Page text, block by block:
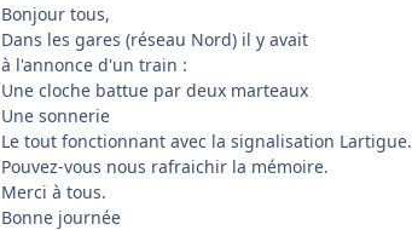
Bonjour tous,
Dans les gares (réseau Nord) il y avait
à l'annonce d'un train :
Une cloche battue par deux marteaux
Une sonnerie
Le tout fonctionnant avec la signalisation Lartigue.
Pouvez-vous nous rafraichir la mémoire.
Merci à tous.
Bonne journée